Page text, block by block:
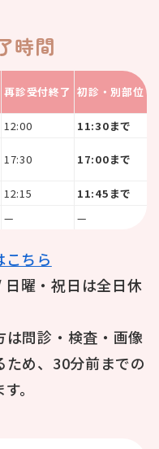
時間
再診受付終了 初診・別部位
12:00 11:30まで
17:30 17:00まで
12:15
11:45まで
— —
こちら
曜・祝日は全日休
問診・検査・画像
め、30分前までの
。